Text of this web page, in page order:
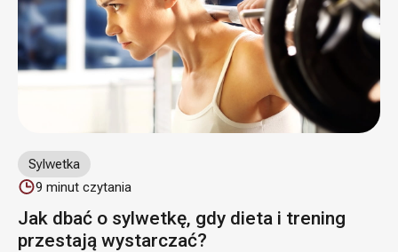
Sylwetka
9 minut czytania
Jak dbać o sylwetkę, gdy dieta i trening
przestają wystarczać?